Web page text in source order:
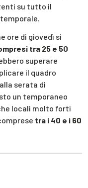
su tutto il
ore di giovedì si
tra 25 e 50
superare
il quadro
serata di
un temporaneo
locali molto forti
tra i 40 e i 60